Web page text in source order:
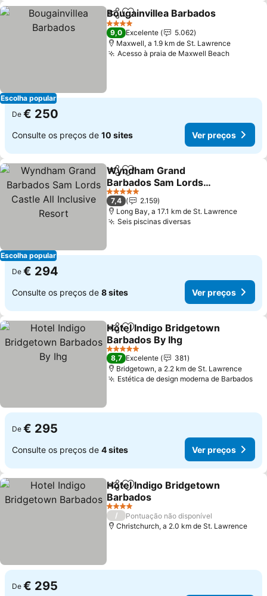
Escolha popular
PartilharAdicionar aos favoritos
Bougainvillea Barbados
4 Estrelas
9,0 Excelente
5.062
Maxwell, a 1.9 km de St. Lawrence
Acesso à praia de Maxwell Beach
De € 250
Consulte os preços de 10 sites Ver preços
Escolha popular
PartilharAdicionar aos favoritos
Wyndham Grand
Barbados Sam Lords
Castle All Inclusive Resort
5 Estrelas
7,4
2.159
Long Bay, a 17.1 km de St. Lawrence
Seis piscinas diversas
De € 294
Consulte os preços de 8 sites Ver preços
PartilharAdicionar aos favoritos
Hotel Indigo Bridgetown
Barbados By Ihg
5 Estrelas
8,7 Excelente
381
Bridgetown, a 2.2 km de St. Lawrence
Estética de design moderna de Barbados
De € 295
Consulte os preços de 4 sites Ver preços
PartilharAdicionar aos favoritos
Hotel Indigo Bridgetown
Barbados
4 Estrelas
/
Pontuação não disponível
Christchurch, a 2.0 km de St. Lawrence
De € 295